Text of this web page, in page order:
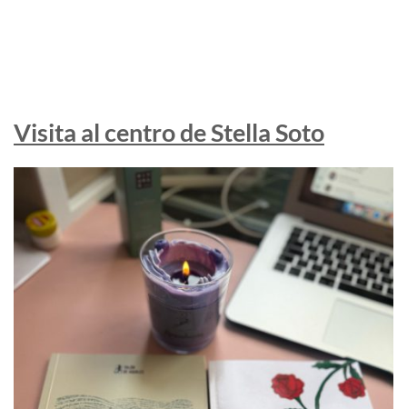
Visita al centro de Stella Soto